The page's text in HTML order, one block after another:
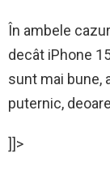
În ambele
decât iPhone
sunt mai bune,
puternic,
]]>